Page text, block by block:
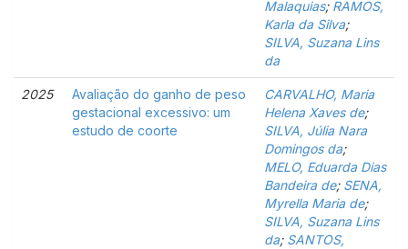
Malaquias; RAMOS,
Karla da Silva;
SILVA, Suzana Lins
da
2025
Avaliação do ganho de peso
gestacional excessivo: um
estudo de coorte
CARVALHO, Maria
Helena Xaves de;
SILVA, Júlia Nara
Domingos da;
MELO, Eduarda Dias
Bandeira de; SENA,
Myrella Maria de;
SILVA, Suzana Lins
da; SANTOS,